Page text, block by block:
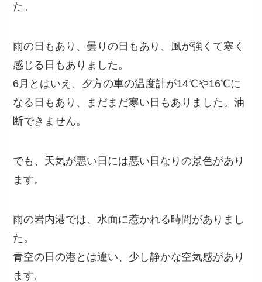
た。
雨の日もあり、曇りの日もあり、風が強くて寒く
感じる日もありました。
6月とはいえ、夕方の車の温度計が14℃や16℃に
なる日もあり、まだまだ寒い日もありました。油
断できません。
でも、天気が悪い日には悪い日なりの景色があり
ます。
雨の岩内港では、水面に惹かれる時間がありまし
た。
青空の日の港とは違い、少し静かな空気感があり
ます。